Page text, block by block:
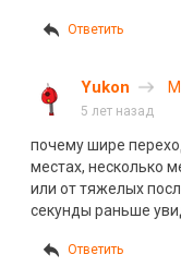
Ответить
Yukon
5 лет назад
почему шире
местах, несколько
или от тяжелых
секунды раньше
Ответить